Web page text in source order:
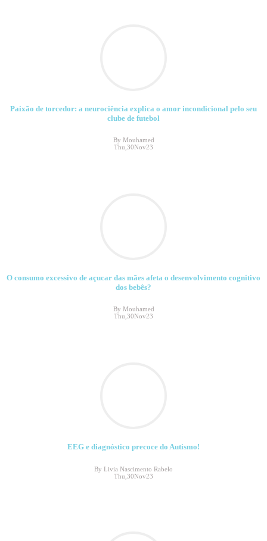
Paixão de torcedor: a neurociência explica o amor incondicional pelo seu
clube de futebol
By Mouhamed
Thu,30Nov23
O consumo excessivo de açucar das mães afeta o desenvolvimento cognitivo
dos bebês?
By Mouhamed
Thu,30Nov23
EEG e diagnóstico precoce do Autismo!
By Livia Nascimento Rabelo
Thu,30Nov23